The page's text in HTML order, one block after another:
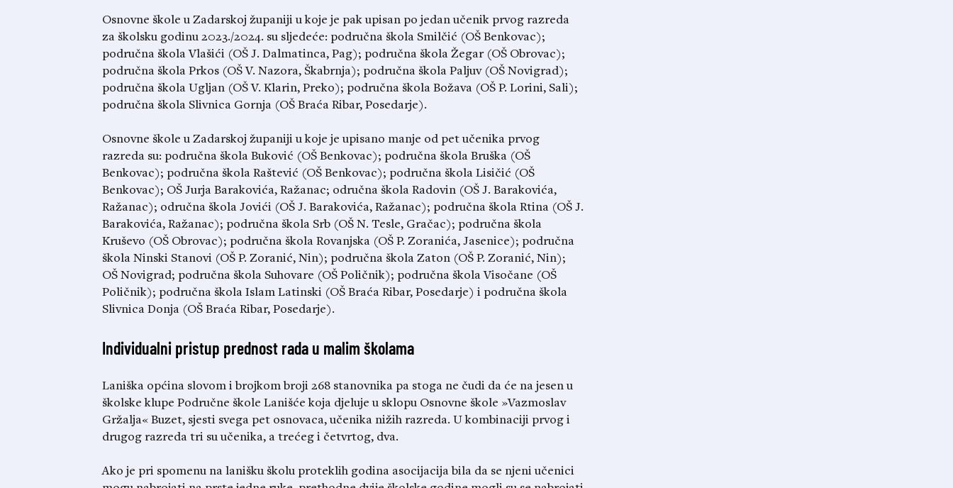
Osnovne škole u Zadarskoj županiji u koje je pak upisan po jedan učenik prvog razreda
za školsku godinu 2023./2024. su sljedeće: područna škola Smilčić (OŠ Benkovac);
područna škola Vlašići (OŠ J. Dalmatinca, Pag); područna škola Žegar (OŠ Obrovac);
područna škola Prkos (OŠ V. Nazora, Škabrnja); područna škola Paljuv (OŠ Novigrad);
područna škola Ugljan (OŠ V. Klarin, Preko); područna škola Božava (OŠ P. Lorini, Sali);
područna škola Slivnica Gornja (OŠ Braća Ribar, Posedarje).
Osnovne škole u Zadarskoj županiji u koje je upisano manje od pet učenika prvog
razreda su: područna škola Buković (OŠ Benkovac); područna škola Bruška (OŠ
Benkovac); područna škola Raštević (OŠ Benkovac); područna škola Lisičić (OŠ
Benkovac); OŠ Jurja Barakovića, Ražanac; odručna škola Radovin (OŠ J. Barakovića,
Ražanac); odručna škola Jovići (OŠ J. Barakovića, Ražanac); područna škola Rtina (OŠ J.
Barakovića, Ražanac); područna škola Srb (OŠ N. Tesle, Gračac); područna škola
Kruševo (OŠ Obrovac); područna škola Rovanjska (OŠ P. Zoranića, Jasenice); područna
škola Ninski Stanovi (OŠ P. Zoranić, Nin); područna škola Zaton (OŠ P. Zoranić, Nin);
OŠ Novigrad; područna škola Suhovare (OŠ Poličnik); područna škola Visočane (OŠ
Poličnik); područna škola Islam Latinski (OŠ Braća Ribar, Posedarje) i područna škola
Slivnica Donja (OŠ Braća Ribar, Posedarje).
Individualni pristup prednost rada u malim školama
Laniška općina slovom i brojkom broji 268 stanovnika pa stoga ne čudi da će na jesen u
školske klupe Područne škole Lanišće koja djeluje u sklopu Osnovne škole »Vazmoslav
Gržalja« Buzet, sjesti svega pet osnovaca, učenika nižih razreda. U kombinaciji prvog i
drugog razreda tri su učenika, a trećeg i četvrtog, dva.
Ako je pri spomenu na lanišku školu proteklih godina asocijacija bila da se njeni učenici